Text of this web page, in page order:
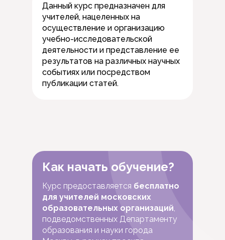
Данный курс предназначен для
учителей, нацеленных на
осуществление и организацию
учебно-исследовательской
деятельности и представление ее
результатов на различных научных
событиях или посредством
публикации статей.
Как начать обучение?
Курс предоставляется бесплатно
для учителей московских
образовательных организаций,
подведомственных Департаменту
образования и науки города